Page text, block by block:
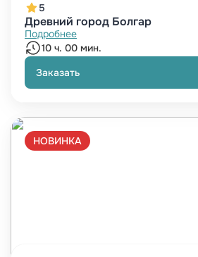
5
Древний город Болгар
Подробнее
10 ч. 00 мин.
Заказать
НОВИНКА